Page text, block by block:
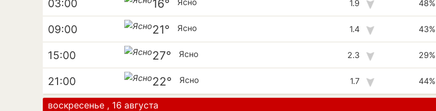
03:00 16° Ясно 1.9 48%
09:00 21° Ясно 1.4 43%
15:00 27° Ясно 2.3 29%
21:00 22° Ясно 1.7 44%
воскресенье , 16 августа